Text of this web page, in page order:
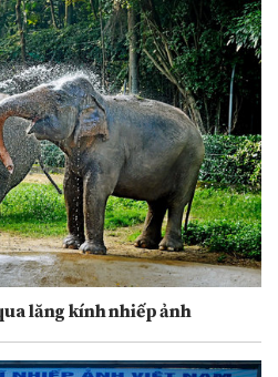
lăng kính nhiếp ảnh